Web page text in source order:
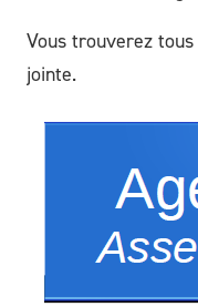
Vous trouverez
jointe.